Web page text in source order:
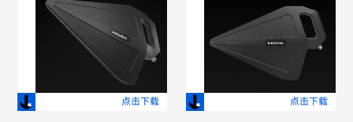
点击下载 点击下载